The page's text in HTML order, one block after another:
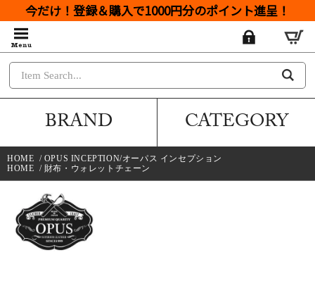
今だけ！登録＆購入で1000円分のポイント進呈！
BRAND CATEGORY
HOME / OPUS INCEPTION/オーパス インセプション
HOME / 財布・ウォレットチェーン